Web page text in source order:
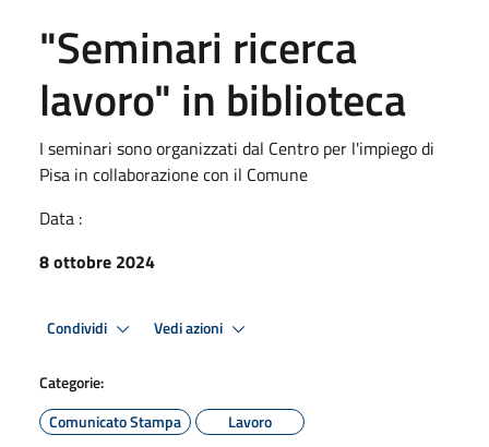
"Seminari ricerca
lavoro" in biblioteca
I seminari sono organizzati dal Centro per l'impiego di
Pisa in collaborazione con il Comune
Data :
8 ottobre 2024
Condividi Vedi azioni
Categorie:
Comunicato Stampa
Lavoro